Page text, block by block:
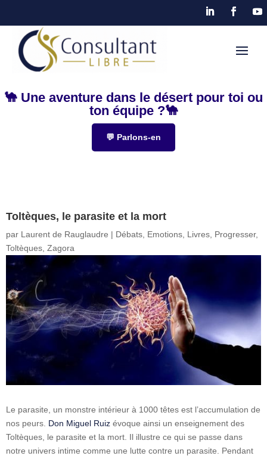
🐪 Une aventure dans le désert pour toi ou
ton équipe ?🐪
💬 Parlons-en
Toltèques, le parasite et la mort
par Laurent de Rauglaudre | Débats Emotions Livres Progresser,
Toltèques Zagora
Le parasite, un monstre intérieur à 1000 têtes est l’accumulation de
nos peurs. Don Miguel Ruiz évoque ainsi un enseignement des
Toltèques, le parasite et la mort. Il illustre ce qui se passe dans
notre univers intime comme une lutte contre un parasite. Pendant